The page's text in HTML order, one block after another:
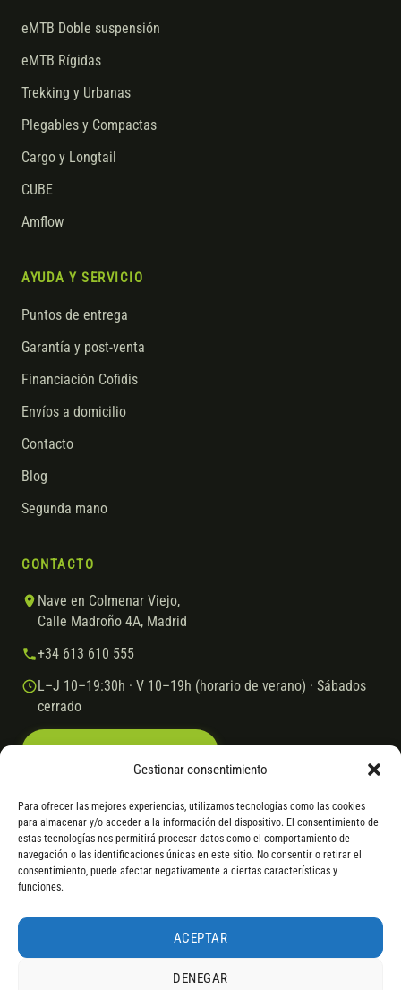
Gestionar consentimiento
Para ofrecer las mejores experiencias, utilizamos tecnologías como las cookies
para almacenar y/o acceder a la información del dispositivo. El consentimiento de
estas tecnologías nos permitirá procesar datos como el comportamiento de
navegación o las identificaciones únicas en este sitio. No consentir o retirar el
consentimiento, puede afectar negativamente a ciertas características y
funciones.
ACEPTAR
DENEGAR
eMTB Doble suspensión
eMTB Rígidas
Trekking y Urbanas
Plegables y Compactas
Cargo y Longtail
CUBE
Amflow
AYUDA Y SERVICIO
Puntos de entrega
Garantía y post-venta
Financiación Cofidis
Envíos a domicilio
Contacto
Blog
Segunda mano
CONTACTO
Nave en Colmenar Viejo,
Calle Madroño 4A, Madrid
+34 613 610 555
L–J 10–19:30h · V 10–19h (horario de verano) · Sábados
cerrado
© 2026 Ebike.esAviso legal Política de cookies
VISA Mastercard Transferencia Cofidis
Gasto de apertura: 4% hasta 18 meses y 7% a 24 meses. Consulta
* Los modelos con entrega inmediata se envían 24 h laborables tras el